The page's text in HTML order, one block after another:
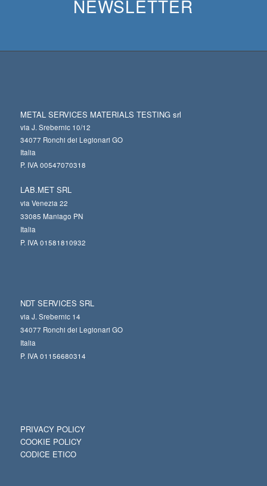
NEWSLETTER
METAL SERVICES MATERIALS TESTING srl
via J. Srebernic 10/12
34077 Ronchi dei Legionari GO
Italia
P. IVA 00547070318
LAB.MET SRL
via Venezia 22
33085 Maniago PN
Italia
P. IVA 01581810932
NDT SERVICES SRL
via J. Srebernic 14
34077 Ronchi dei Legionari GO
Italia
P. IVA 01156680314
PRIVACY POLICY
COOKIE POLICY
CODICE ETICO